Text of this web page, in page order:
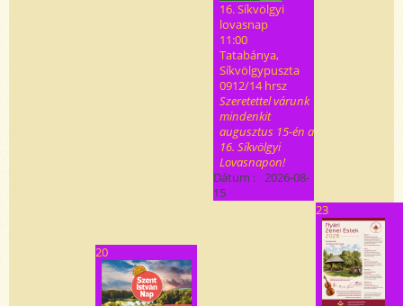
16. Síkvölgyi
lovasnap
11:00
Tatabánya,
Síkvölgypuszta
0912/14 hrsz
Szeretettel várunk
mindenkit
augusztus 15-én a
16. Síkvölgyi
Lovasnapon!
Dátum : 2026-08-
15
20
23